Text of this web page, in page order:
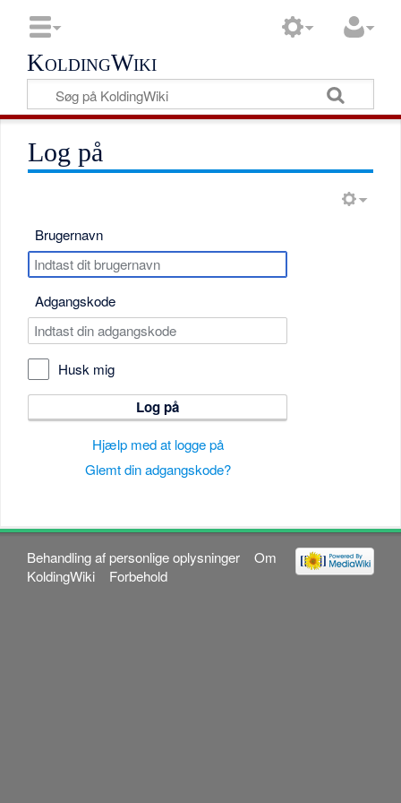
KoldingWiki
Log på
Brugernavn
Adgangskode
Husk mig
Log på
Hjælp med at logge på
Glemt din adgangskode?
Behandling af personlige oplysninger
Om
KoldingWiki
Forbehold